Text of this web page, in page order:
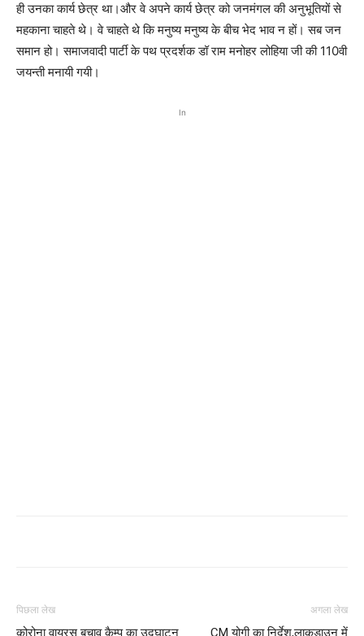
ही उनका कार्य छेत्र था।और वे अपने कार्य छेत्र को जनमंगल की अनुभूतियों से
महकाना चाहते थे। वे चाहते थे कि मनुष्य मनुष्य के बीच भेद भाव न हों। सब जन
समान हो। समाजवादी पार्टी के पथ प्रदर्शक डॉ राम मनोहर लोहिया जी की 110वी
जयन्ती मनायी गयी।
In
पिछला लेख
कोरोना वायरस बचाव कैम्प का उद्घाटन
अगला लेख
CM योगी का निर्देश,लाकडाउन में